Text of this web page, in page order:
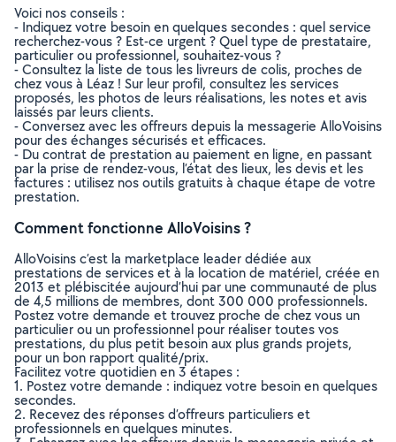
Voici nos conseils :
- Indiquez votre besoin en quelques secondes : quel service
recherchez-vous ? Est-ce urgent ? Quel type de prestataire,
particulier ou professionnel, souhaitez-vous ?
- Consultez la liste de tous les livreurs de colis, proches de
chez vous à Léaz ! Sur leur profil, consultez les services
proposés, les photos de leurs réalisations, les notes et avis
laissés par leurs clients.
- Conversez avec les offreurs depuis la messagerie AlloVoisins
pour des échanges sécurisés et efficaces.
- Du contrat de prestation au paiement en ligne, en passant
par la prise de rendez-vous, l’état des lieux, les devis et les
factures : utilisez nos outils gratuits à chaque étape de votre
prestation.
Comment fonctionne AlloVoisins ?
AlloVoisins c’est la marketplace leader dédiée aux
prestations de services et à la location de matériel, créée en
2013 et plébiscitée aujourd’hui par une communauté de plus
de 4,5 millions de membres, dont 300 000 professionnels.
Postez votre demande et trouvez proche de chez vous un
particulier ou un professionnel pour réaliser toutes vos
prestations, du plus petit besoin aux plus grands projets,
pour un bon rapport qualité/prix.
Facilitez votre quotidien en 3 étapes :
1. Postez votre demande : indiquez votre besoin en quelques
secondes.
2. Recevez des réponses d’offreurs particuliers et
professionnels en quelques minutes.